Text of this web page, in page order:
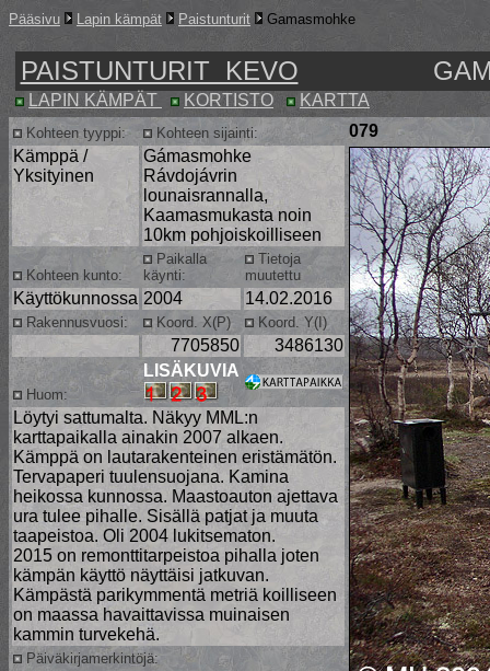
Pääsivu Lapin kämpät Paistunturit Gamasmohke
PAISTUNTURIT KEVO
LAPIN KÄMPÄT KORTISTO KARTTA
Kohteen tyyppi: Kohteen sijainti:
079
Kämppä /
Yksityinen
Gámasmohke
Rávdojávrin
lounaisrannalla,
Kaamasmukasta noin
10km pohjoiskoilliseen
Kohteen kunto:
Paikalla
käynti:
Tietoja
muutettu
Käyttökunnossa 2004 14.02.2016
Rakennusvuosi: Koord. X(P) Koord. Y(I)
7705850 3486130
Huom:
LISÄKUVIA
Löytyi sattumalta. Näkyy MML:n
karttapaikalla ainakin 2007 alkaen.
Kämppä on lautarakenteinen eristämätön.
Tervapaperi tuulensuojana. Kamina
heikossa kunnossa. Maastoauton ajettava
ura tulee pihalle. Sisällä patjat ja muuta
taapeistoa. Oli 2004 lukitsematon.
2015 on remonttitarpeistoa pihalla joten
kämpän käyttö näyttäisi jatkuvan.
Kämpästä parikymmentä metriä koilliseen
on maassa havaittavissa muinaisen
kammin turvekehä.
Päiväkirjamerkintöjä: